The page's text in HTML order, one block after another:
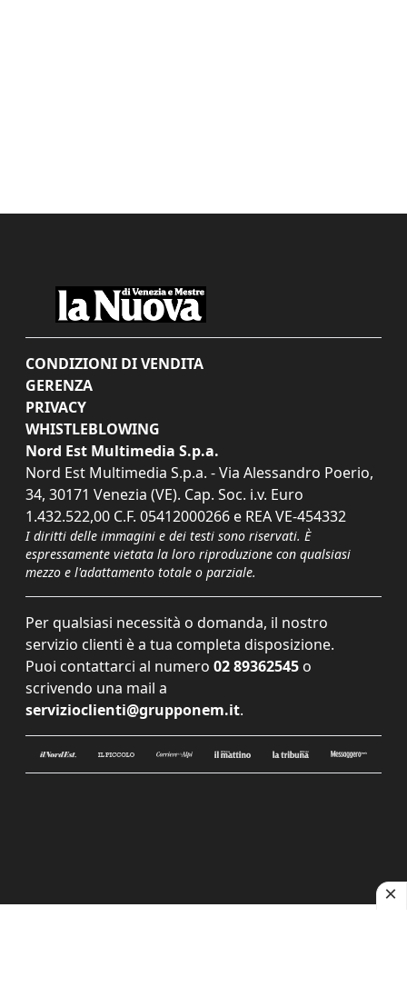
CONDIZIONI DI VENDITA
GERENZA
PRIVACY
WHISTLEBLOWING
Nord Est Multimedia S.p.a.
Nord Est Multimedia S.p.a. - Via Alessandro Poerio,
34, 30171 Venezia (VE). Cap. Soc. i.v. Euro
1.432.522,00 C.F. 05412000266 e REA VE-454332
I diritti delle immagini e dei testi sono riservati. È
espressamente vietata la loro riproduzione con qualsiasi
mezzo e l'adattamento totale o parziale.
Per qualsiasi necessità o domanda, il nostro
servizio clienti è a tua completa disposizione.
Puoi contattarci al numero 02 89362545 o
scrivendo una mail a
servizioclienti@grupponem.it.